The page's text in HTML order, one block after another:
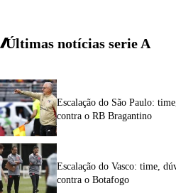
Últimas notícias serie A
Escalação do São Paulo:
contra o RB Bragantino
Escalação do Vasco: time,
contra o Botafogo